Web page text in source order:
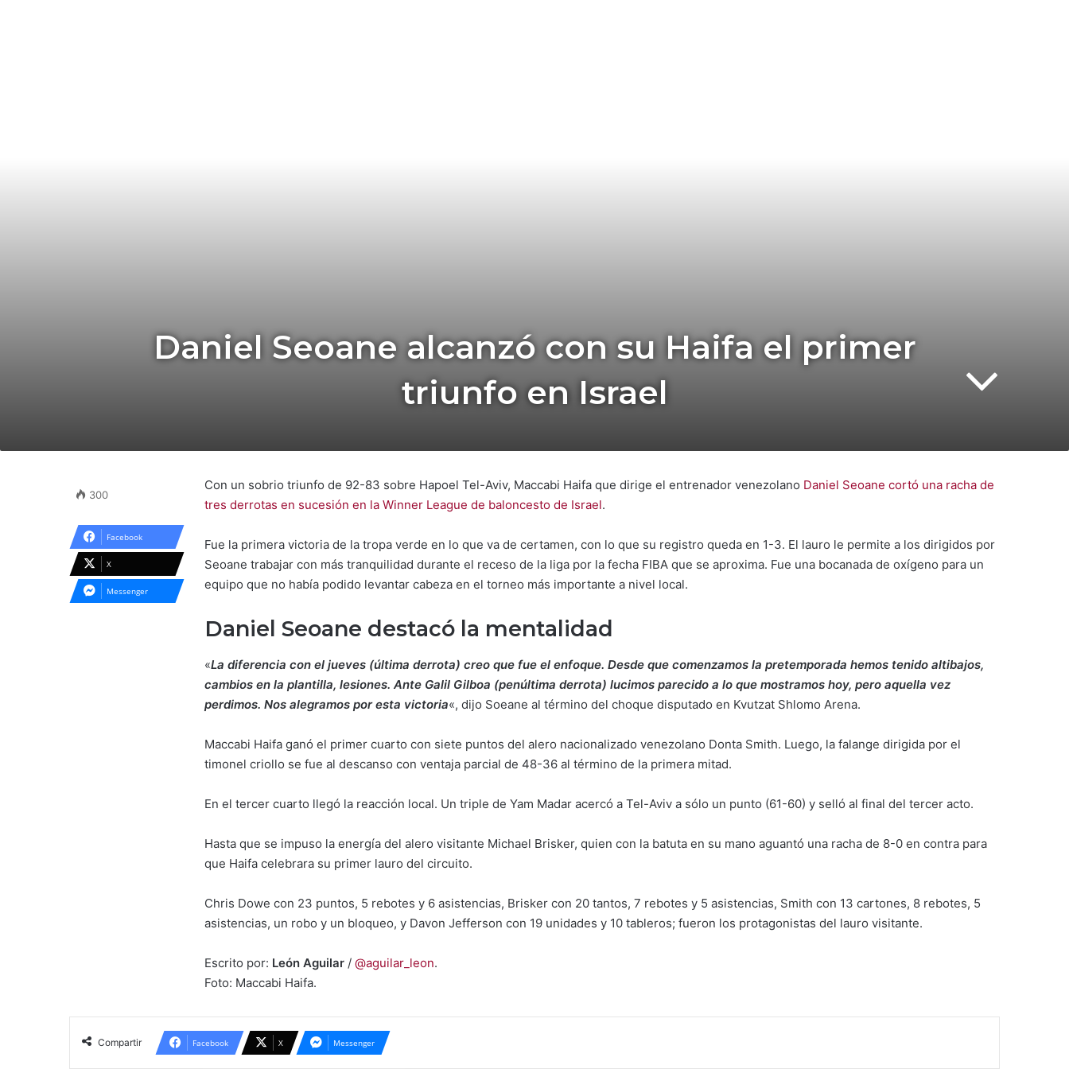
Daniel Seoane alcanzó con su Haifa el primer
triunfo en Israel
Con un sobrio triunfo de 92-83 sobre Hapoel Tel-Aviv, Maccabi Haifa que dirige el entrenador venezolano Daniel Seoane cortó una racha de
tres derrotas en sucesión en la Winner League de baloncesto de Israel.
Fue la primera victoria de la tropa verde en lo que va de certamen, con lo que su registro queda en 1-3. El lauro le permite a los dirigidos por
Seoane trabajar con más tranquilidad durante el receso de la liga por la fecha FIBA que se aproxima. Fue una bocanada de oxígeno para un
equipo que no había podido levantar cabeza en el torneo más importante a nivel local.
Daniel Seoane destacó la mentalidad
«La diferencia con el jueves (última derrota) creo que fue el enfoque. Desde que comenzamos la pretemporada hemos tenido altibajos,
cambios en la plantilla, lesiones. Ante Galil Gilboa (penúltima derrota) lucimos parecido a lo que mostramos hoy, pero aquella vez
perdimos. Nos alegramos por esta victoria«, dijo Soeane al término del choque disputado en Kvutzat Shlomo Arena.
Maccabi Haifa ganó el primer cuarto con siete puntos del alero nacionalizado venezolano Donta Smith. Luego, la falange dirigida por el
timonel criollo se fue al descanso con ventaja parcial de 48-36 al término de la primera mitad.
En el tercer cuarto llegó la reacción local. Un triple de Yam Madar acercó a Tel-Aviv a sólo un punto (61-60) y selló al final del tercer acto.
Hasta que se impuso la energía del alero visitante Michael Brisker, quien con la batuta en su mano aguantó una racha de 8-0 en contra para
que Haifa celebrara su primer lauro del circuito.
Chris Dowe con 23 puntos, 5 rebotes y 6 asistencias, Brisker con 20 tantos, 7 rebotes y 5 asistencias, Smith con 13 cartones, 8 rebotes, 5
asistencias, un robo y un bloqueo, y Davon Jefferson con 19 unidades y 10 tableros; fueron los protagonistas del lauro visitante.
Escrito por: León Aguilar / @aguilar_leon.
Foto: Maccabi Haifa.
300
Facebook
X
Messenger
Compartir Facebook X Messenger